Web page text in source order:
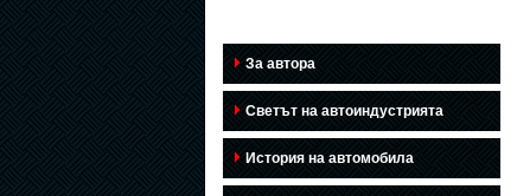
За автора
Светът на автоиндустрията
История на автомобила